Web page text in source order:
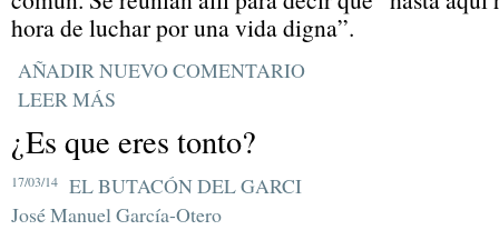
hora de luchar por una vida digna”.
AÑADIR NUEVO COMENTARIO
LEER MÁS
¿Es que eres tonto?
17/03/14
EL BUTACÓN DEL GARCI
José Manuel García-Otero